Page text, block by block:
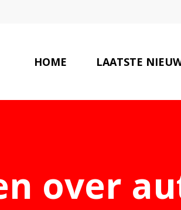
HOME LAATSTE
over